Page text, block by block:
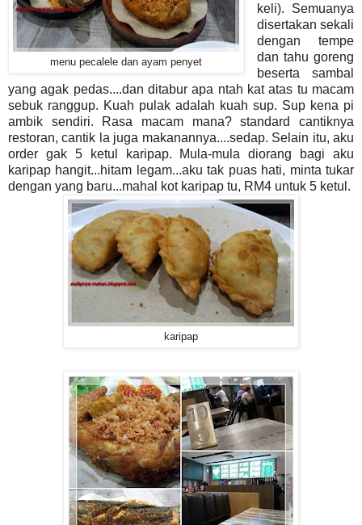
menu pecalele dan ayam penyet
keli). Semuanya
disertakan sekali
dengan tempe
dan tahu goreng
beserta sambal
yang agak pedas....dan ditabur apa ntah kat atas tu macam
sebuk ranggup. Kuah pulak adalah kuah sup. Sup kena pi
ambik sendiri. Rasa macam mana? standard cantiknya
restoran, cantik la juga makanannya....sedap. Selain itu, aku
order gak 5 ketul karipap. Mula-mula diorang bagi aku
karipap hangit...hitam legam...aku tak puas hati, minta tukar
dengan yang baru...mahal kot karipap tu, RM4 untuk 5 ketul.
karipap